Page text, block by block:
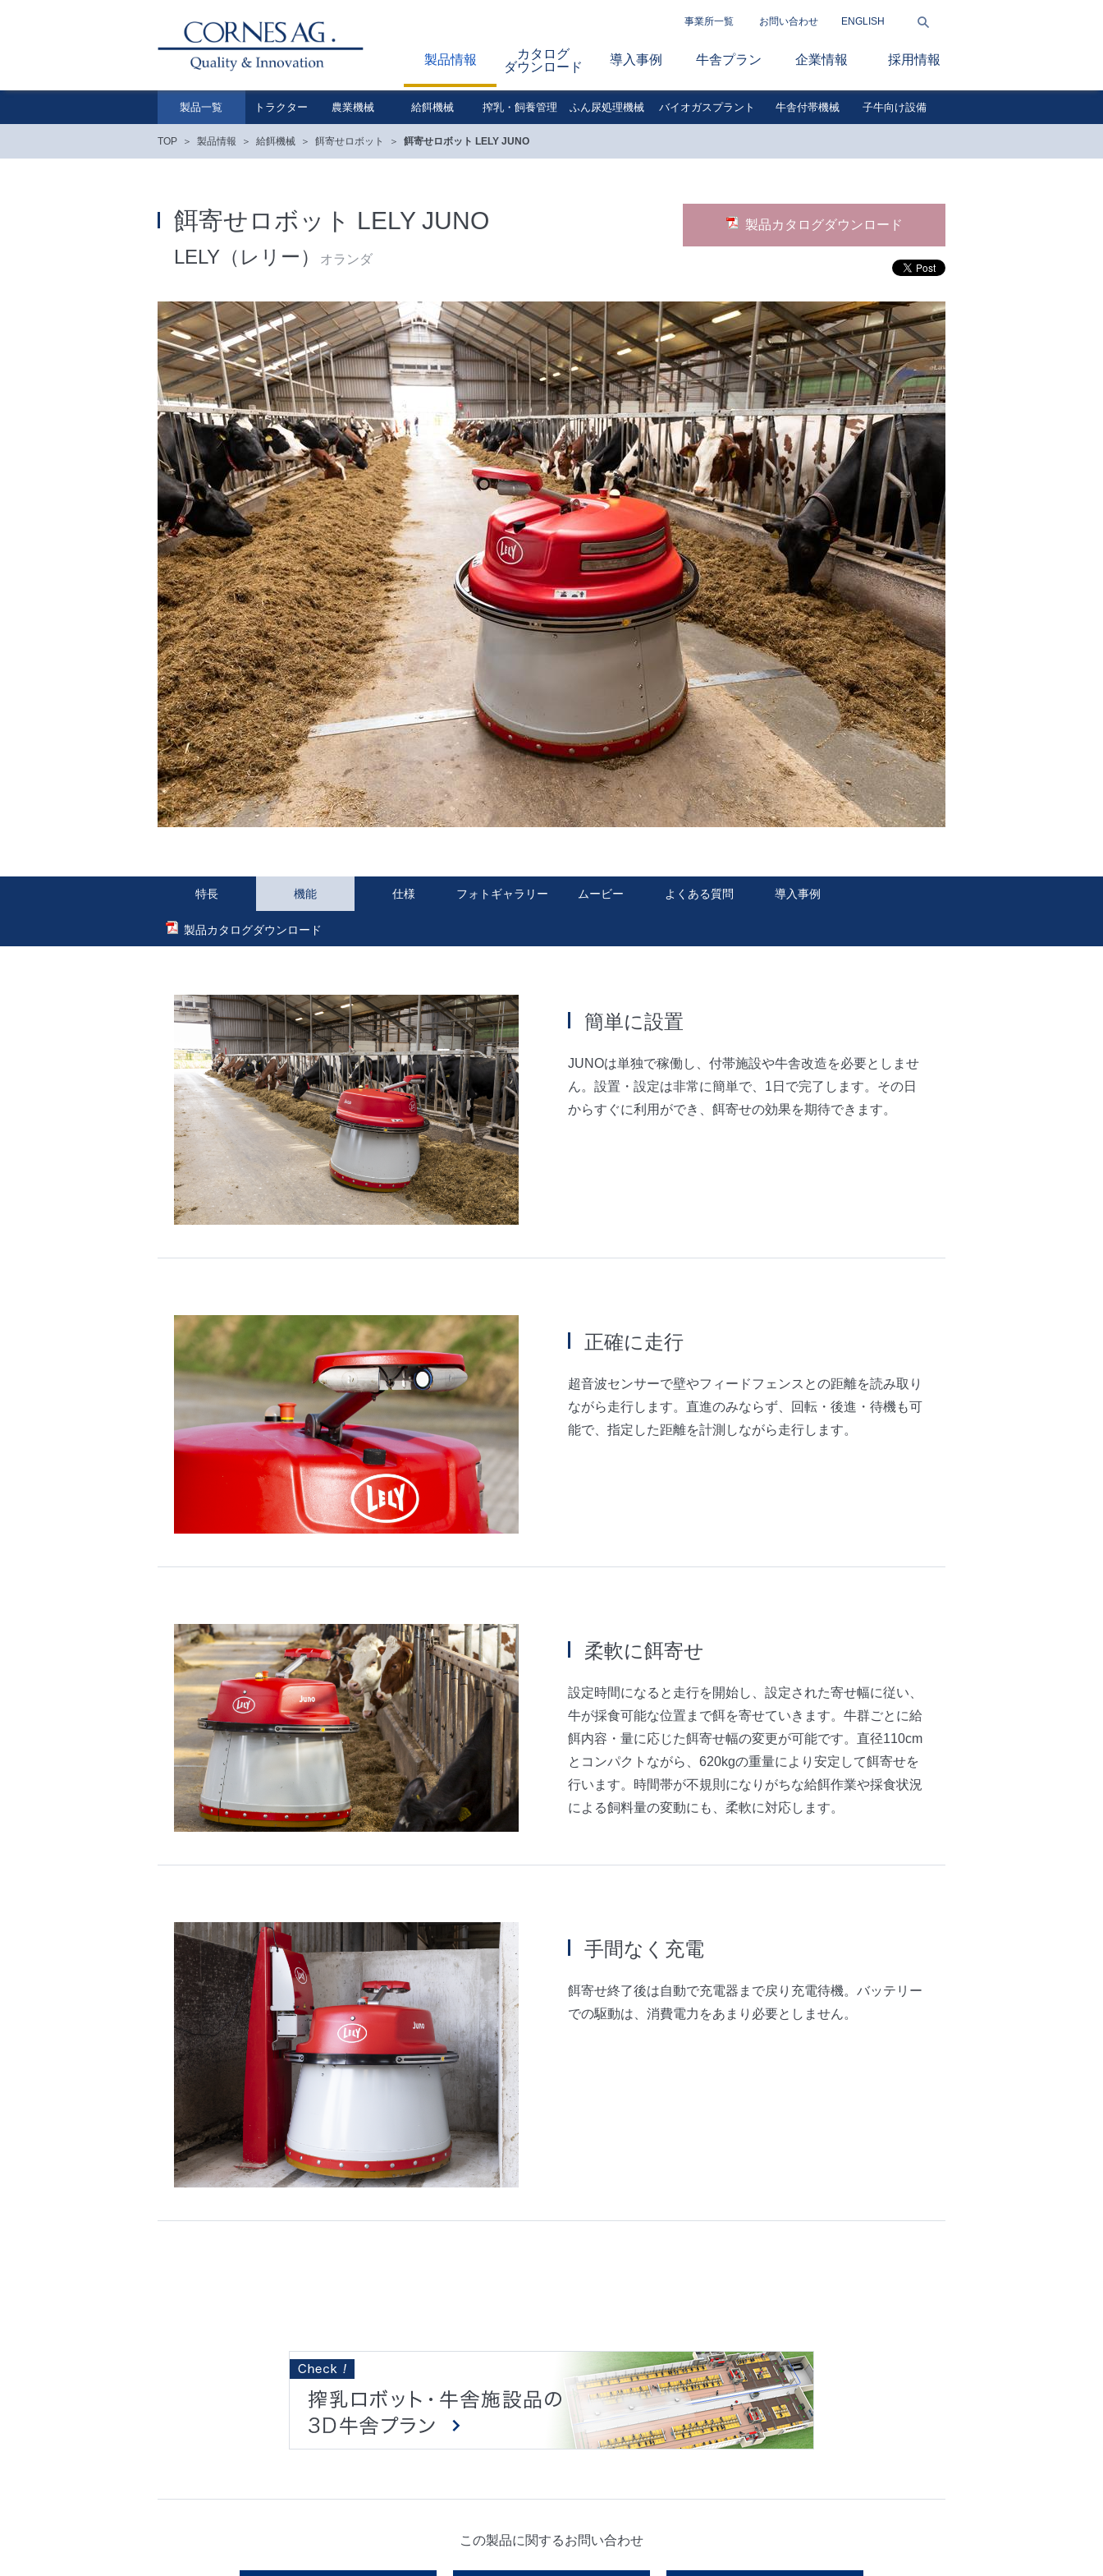
製品情報
カタログ
ダウンロード
導入事例 牛舎プラン 企業情報 採用情報
事業所一覧 お問い合わせ ENGLISH
製品一覧 トラクター 農業機械 給餌機械 搾乳・飼養管理 ふん尿処理機械 バイオガスプラント 牛舎付帯機械 子牛向け設備
TOP 製品情報 給餌機械 餌寄せロボット 餌寄せロボット LELY JUNO
餌寄せロボット LELY JUNO
LELY（レリー） オランダ
製品カタログダウンロード
特長 機能 仕様 フォトギャラリー ムービー よくある質問 導入事例
製品カタログダウンロード
簡単に設置
JUNOは単独で稼働し、付帯施設や牛舎改造を必要としませ
ん。設置・設定は非常に簡単で、1日で完了します。その日
からすぐに利用ができ、餌寄せの効果を期待できます。
正確に走行
超音波センサーで壁やフィードフェンスとの距離を読み取り
ながら走行します。直進のみならず、回転・後進・待機も可
能で、指定した距離を計測しながら走行します。
柔軟に餌寄せ
設定時間になると走行を開始し、設定された寄せ幅に従い、
牛が採食可能な位置まで餌を寄せていきます。牛群ごとに給
餌内容・量に応じた餌寄せ幅の変更が可能です。直径110cm
とコンパクトながら、620kgの重量により安定して餌寄せを
行います。時間帯が不規則になりがちな給餌作業や採食状況
による飼料量の変動にも、柔軟に対応します。
手間なく充電
餌寄せ終了後は自動で充電器まで戻り充電待機。バッテリー
での駆動は、消費電力をあまり必要としません。
この製品に関するお問い合わせ